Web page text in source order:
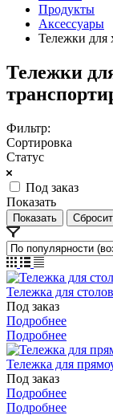
Продукты
Аксессуары
Тележки для
Тележки
Фильтр:
Сортировка
Статус
Под заказ
Показать
Тележка для
Под заказ
Подробнее
Подробнее
Тележка для
Под заказ
Подробнее
Подробнее